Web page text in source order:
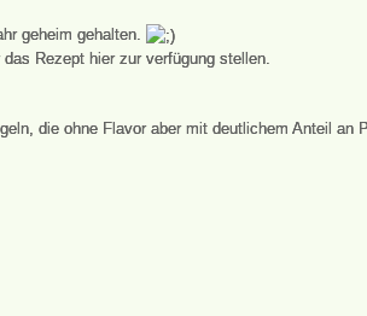
geheim gehalten.
Rezept hier zur verfügung stellen.
die ohne Flavor aber mit deutlichem Anteil an